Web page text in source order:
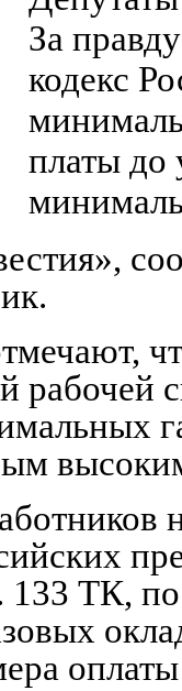
За
кодекс
платы до
рабочей
133 ТК,